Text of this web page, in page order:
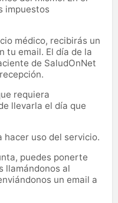
impuestos
médico, recibirás un
tu email. El día de la
de SaludOnNet
requiera
llevarla el día que
hacer uso del servicio.
puedes ponerte
llamándonos al
un email a